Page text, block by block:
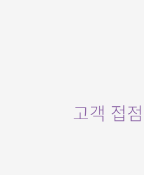
고객 접점